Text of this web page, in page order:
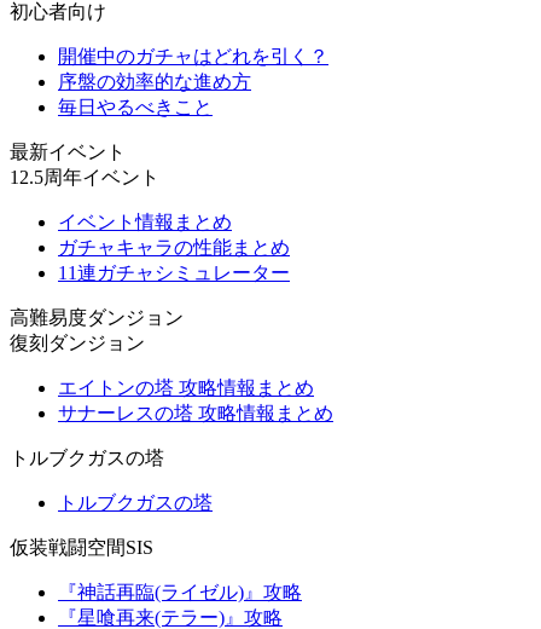
初心者向け
開催中のガチャはどれを引く？
序盤の効率的な進め方
毎日やるべきこと
最新イベント
12.5周年イベント
イベント情報まとめ
ガチャキャラの性能まとめ
11連ガチャシミュレーター
高難易度ダンジョン
復刻ダンジョン
エイトンの塔 攻略情報まとめ
サナーレスの塔 攻略情報まとめ
トルブクガスの塔
トルブクガスの塔
仮装戦闘空間SIS
『神話再臨(ライゼル)』攻略
『星喰再来(テラー)』攻略